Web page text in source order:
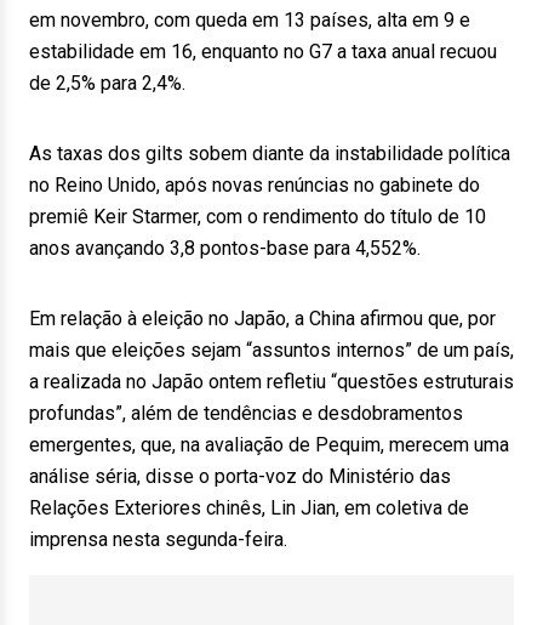
em novembro, com queda em 13 países, alta em 9 e
estabilidade em 16, enquanto no G7 a taxa anual recuou
de 2,5% para 2,4%.
As taxas dos gilts sobem diante da instabilidade política
no Reino Unido, após novas renúncias no gabinete do
premiê Keir Starmer, com o rendimento do título de 10
anos avançando 3,8 pontos-base para 4,552%.
Em relação à eleição no Japão, a China afirmou que, por
mais que eleições sejam “assuntos internos” de um país,
a realizada no Japão ontem refletiu “questões estruturais
profundas”, além de tendências e desdobramentos
emergentes, que, na avaliação de Pequim, merecem uma
análise séria, disse o porta-voz do Ministério das
Relações Exteriores chinês, Lin Jian, em coletiva de
imprensa nesta segunda-feira.